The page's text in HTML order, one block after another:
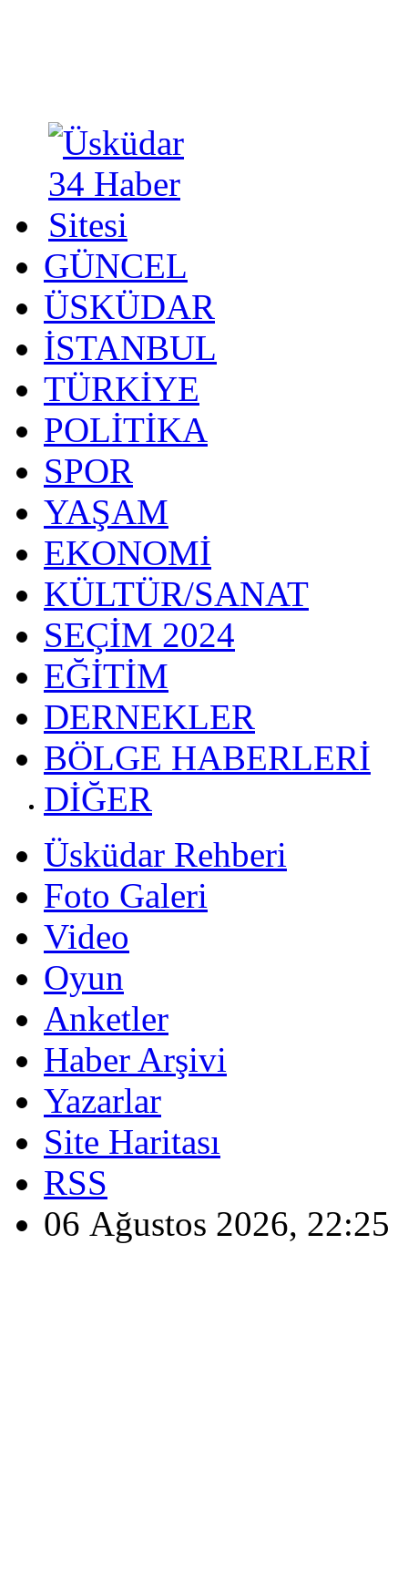
GÜNCEL
ÜSKÜDAR
İSTANBUL
TÜRKİYE
POLİTİKA
SPOR
YAŞAM
EKONOMİ
KÜLTÜR/SANAT
SEÇİM 2024
EĞİTİM
DERNEKLER
BÖLGE HABERLERİ
DİĞER
Üsküdar Rehberi
Foto Galeri
Video
Oyun
Anketler
Haber Arşivi
Yazarlar
Site Haritası
RSS
06 Ağustos 2026, 22:25